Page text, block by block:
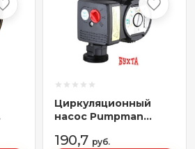
Циркуляционный
насос Pumpman
190,7 руб.